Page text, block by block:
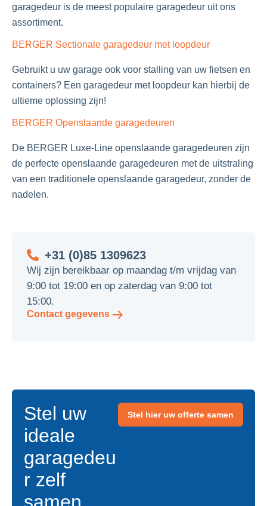
garagedeur is de meest populaire garagedeur uit ons
assortiment.
BERGER Sectionale garagedeur met loopdeur
Gebruikt u uw garage ook voor stalling van uw fietsen en
containers? Een garagedeur met loopdeur kan hierbij de
ultieme oplossing zijn!
BERGER Openslaande garagedeuren
De BERGER Luxe-Line openslaande garagedeuren zijn
de perfecte openslaande garagedeuren met de uitstraling
van een traditionele openslaande garagedeur, zonder de
nadelen.
+31 (0)85 1309623
Wij zijn bereikbaar op maandag t/m vrijdag van
9:00 tot 19:00 en op zaterdag van 9:00 tot
15:00.
Contact gegevens
Stel uw
ideale
garagedeu
r zelf
Stel hier uw offerte samen